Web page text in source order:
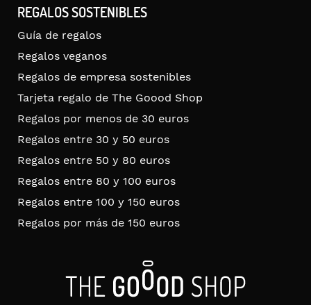
REGALOS SOSTENIBLES
Guía de regalos
Regalos veganos
Regalos de empresa sostenibles
Tarjeta regalo de The Goood Shop
Regalos por menos de 30 euros
Regalos entre 30 y 50 euros
Regalos entre 50 y 80 euros
Regalos entre 80 y 100 euros
Regalos entre 100 y 150 euros
Regalos por más de 150 euros